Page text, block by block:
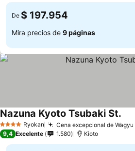
De $ 197.954
Mira precios de 9 páginas
4 EstrellasRyokan Cena excepcional de Wagyu
Nazuna Kyoto Tsubaki St.
9,4 Excelente 1.580 Kioto